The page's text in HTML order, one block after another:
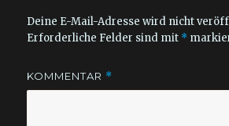
Deine E-Mail-Adresse wird nicht
Erforderliche Felder sind mit *
KOMMENTAR *